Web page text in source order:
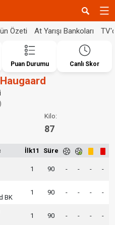
Özeti At Yarışı Bankoları
Puan Durumu Canlı Skor
Kilo:
87
İlk11 Süre
1 90 - - - -
BK
1 90 - - - -
1 90 - - - -